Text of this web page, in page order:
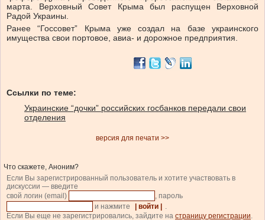
марта. Верховный Совет Крыма был распущен Верховной
Радой Украины.
Ранее “Госсовет” Крыма уже создал на базе украинского
имущества свои портовое, авиа- и дорожное предприятия.
Ссылки по теме:
Украинские “дочки” российских госбанков передали свои
отделения
версия для печати >>
Что скажете, Аноним?
Если Вы зарегистрированный пользователь и хотите участвовать в
дискуссии — введите
свой логин (email)
, пароль
и нажмите
| войти |
.
Если Вы еще не зарегистрировались, зайдите на страницу регистрации.